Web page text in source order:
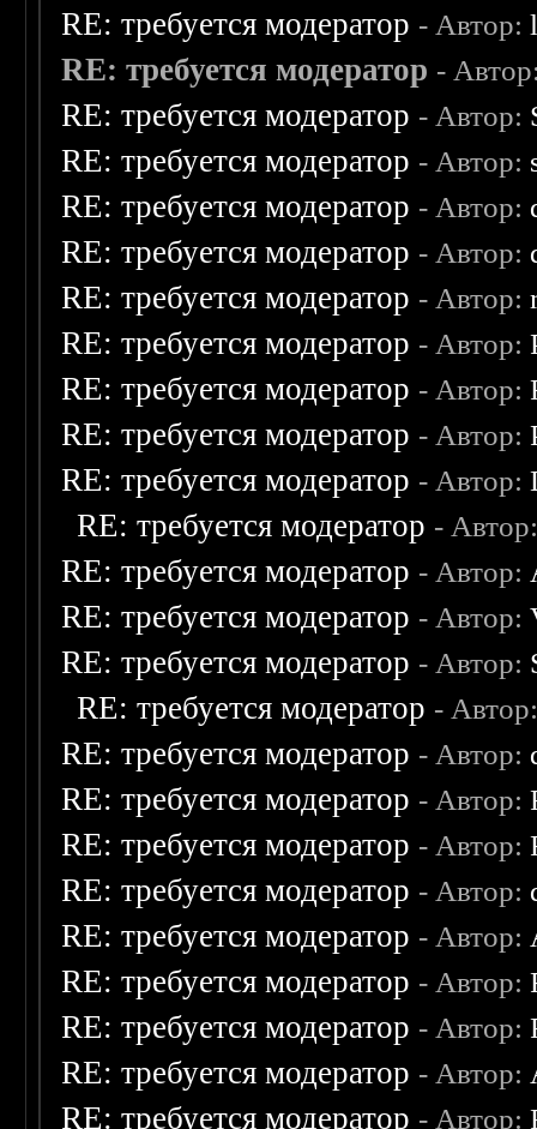
RE: требуется модератор - Автор:
RE: требуется модератор -
RE: требуется модератор - Автор:
RE: требуется модератор - Автор:
RE: требуется модератор - Автор:
RE: требуется модератор - Автор:
RE: требуется модератор - Автор:
RE: требуется модератор - Автор:
RE: требуется модератор - Автор:
RE: требуется модератор - Автор:
RE: требуется модератор - Автор:
RE: требуется модератор -
RE: требуется модератор - Автор:
RE: требуется модератор - Автор:
RE: требуется модератор - Автор:
RE: требуется модератор -
RE: требуется модератор - Автор:
RE: требуется модератор - Автор:
RE: требуется модератор - Автор:
RE: требуется модератор - Автор:
RE: требуется модератор - Автор:
RE: требуется модератор - Автор:
RE: требуется модератор - Автор:
RE: требуется модератор - Автор:
RE: требуется модератор - Автор: